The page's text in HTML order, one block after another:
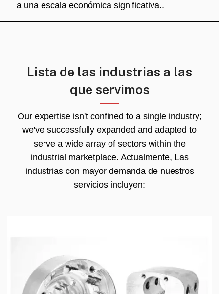
a una escala económica significativa..
Lista de las industrias a las
que servimos
Our expertise isn't confined to a single industry;
we've successfully expanded and adapted to
serve a wide array of sectors within the
industrial marketplace. Actualmente, Las
industrias con mayor demanda de nuestros
servicios incluyen: